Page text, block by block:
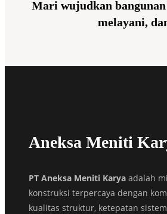
Mari wujudkan bangunan
melayani,
Aneksa Meniti
PT Aneksa Meniti Karya adalah
konstruksi terpercaya dengan
kualitas struktur, ketepatan sistem